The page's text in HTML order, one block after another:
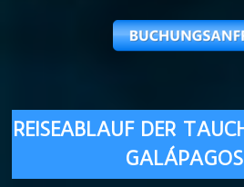
REISEABLAUF DER